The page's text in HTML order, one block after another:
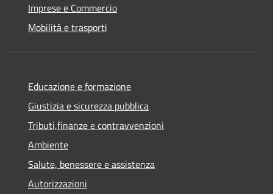
Imprese e Commercio
Mobilità e trasporti
Educazione e formazione
Giustizia e sicurezza pubblica
Tributi,finanze e contravvenzioni
Ambiente
Salute, benessere e assistenza
Autorizzazioni